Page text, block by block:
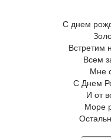
С днем
Встретим
Всем
Мне
С Днем
И от
Море